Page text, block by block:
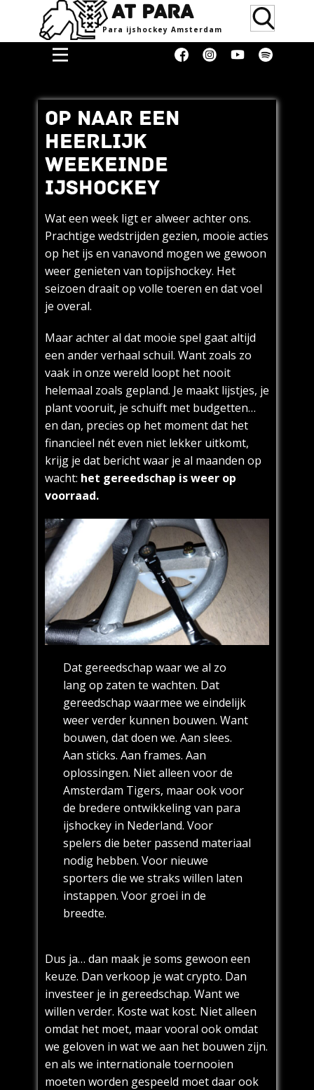
AT PARA
Para ijsho​ckey Amsterdam
Doneren
Media &
Erkenning
Supporters
Women
Over
Blog
Contact
Donaties
OP NAAR EEN
HEERLIJK
WEEKEINDE
IJSHOCKEY
Wat een week ligt er alweer achter ons.
Prachtige wedstrijden gezien, mooie acties
op het ijs en vanavond mogen we gewoon
weer genieten van topijshockey. Het
seizoen draait op volle toeren en dat voel
je overal.
Maar achter al dat mooie spel gaat altijd
een ander verhaal schuil. Want zoals zo
vaak in onze wereld loopt het nooit
helemaal zoals gepland. Je maakt lijstjes, je
plant vooruit, je schuift met budgetten…
en dan, precies op het moment dat het
financieel nét even niet lekker uitkomt,
krijg je dat bericht waar je al maanden op
wacht: het gereedschap is weer op
voorraad.
Dat gereedschap waar we al zo
lang op zaten te wachten. Dat
gereedschap waarmee we eindelijk
weer verder kunnen bouwen. Want
bouwen, dat doen we. Aan slees.
Aan sticks. Aan frames. Aan
oplossingen. Niet alleen voor de
Amsterdam Tigers, maar ook voor
de bredere ontwikkeling van para
ijshockey in Nederland. Voor
spelers die beter passend materiaal
nodig hebben. Voor nieuwe
sporters die we straks willen laten
instappen. Voor groei in de
breedte.
Dus ja… dan maak je soms gewoon een
keuze. Dan verkoop je wat crypto. Dan
investeer je in gereedschap. Want we
willen verder. Koste wat kost. Niet alleen
omdat het moet, maar vooral ook omdat
we geloven in wat we aan het bouwen zijn.
en als we internationale toernooien
moeten worden gespeeld moet daar ook